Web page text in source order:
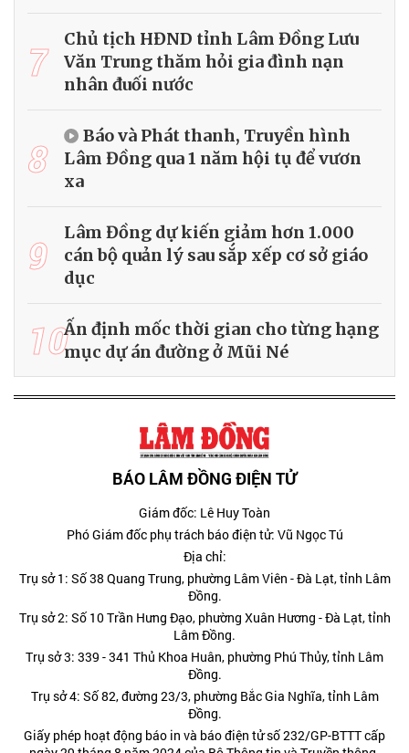
7
Chủ tịch HĐND tỉnh Lâm Đồng Lưu
Văn Trung thăm hỏi gia đình nạn
nhân đuối nước
8
Báo và Phát thanh, Truyền hình
Lâm Đồng qua 1 năm hội tụ để vươn
xa
9
Lâm Đồng dự kiến giảm hơn 1.000
cán bộ quản lý sau sắp xếp cơ sở giáo
dục
10Ấn định mốc thời gian cho từng hạng
mục dự án đường ở Mũi Né
BÁO LÂM ĐỒNG ĐIỆN TỬ
Giám đốc: Lê Huy Toàn
Phó Giám đốc phụ trách báo điện tử: Vũ Ngọc Tú
Địa chỉ:
Trụ sở 1: Số 38 Quang Trung, phường Lâm Viên - Đà Lạt, tỉnh Lâm
Đồng.
Trụ sở 2: Số 10 Trần Hưng Đạo, phường Xuân Hương - Đà Lạt, tỉnh
Lâm Đồng.
Trụ sở 3: 339 - 341 Thủ Khoa Huân, phường Phú Thủy, tỉnh Lâm
Đồng.
Trụ sở 4: Số 82, đường 23/3, phường Bắc Gia Nghĩa, tỉnh Lâm
Đồng.
Giấy phép hoạt động báo in và báo điện tử số 232/GP-BTTT cấp